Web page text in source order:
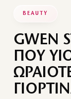
BEAUTY
GWEN
ΠΟΥ